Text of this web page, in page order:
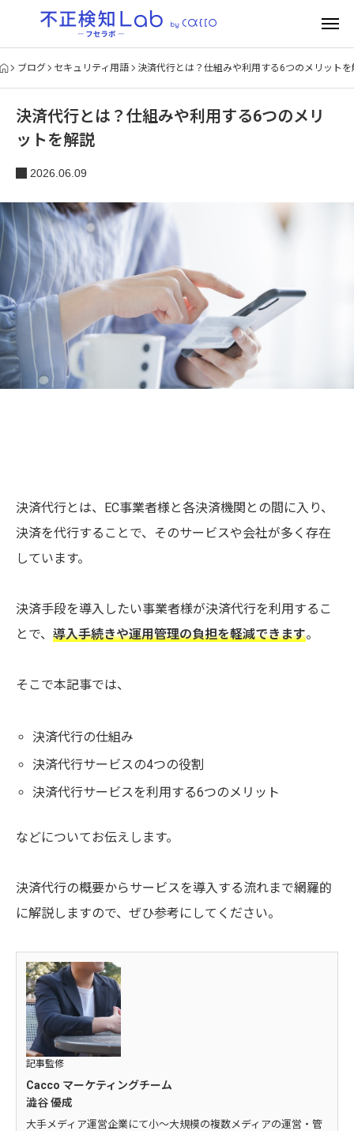
ブログ セキュリティ用語 決済代行とは？仕組みや利用する6つのメリットを
決済代行とは？仕組みや利用する6つのメリ
ットを解説
2026.06.09
決済代行とは、EC事業者様と各決済機関との間に入り、
決済を代行することで、そのサービスや会社が多く存在
しています。
決済手段を導入したい事業者様が決済代行を利用するこ
とで、 導入手続きや運用管理の負担を軽減できます。
そこで本記事では、
決済代行の仕組み
決済代行サービスの4つの役割
決済代行サービスを利用する6つのメリット
などについてお伝えします。
決済代行の概要からサービスを導入する流れまで網羅的
に解説しますので、ぜひ参考にしてください。
記事監修
Cacco マーケティングチーム
澁谷 優成
大手メディア運営企業にて小～大規模の複数メディアの運営・管